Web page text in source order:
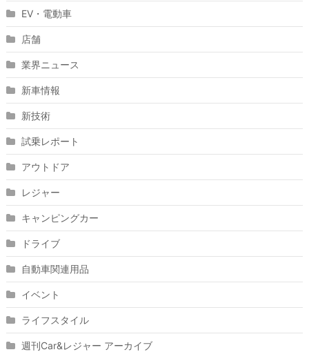
EV・電動車
店舗
業界ニュース
新車情報
新技術
試乗レポート
アウトドア
レジャー
キャンピングカー
ドライブ
自動車関連用品
イベント
ライフスタイル
週刊Car&レジャー アーカイブ